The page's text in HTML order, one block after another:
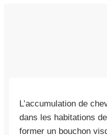
L’accumulation de
dans les habitations
former un bouchon